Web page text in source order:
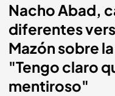
Nacho Abad,
diferentes
Mazón sobre
"Tengo claro
mentiroso"